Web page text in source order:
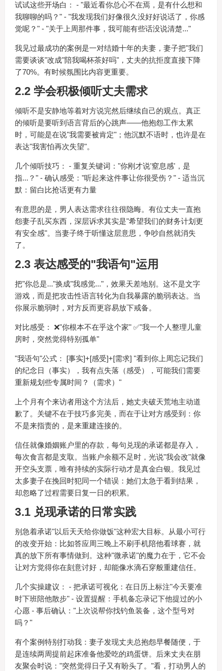
试试这些开场白： - "最近看你总心不在焉，是有什么想和
我聊聊的吗？" - "我发现我们好像很久没好好说话了，你感
觉呢？" - "关于上周那件事，我可能有些话没说清楚..."
我见过最成功的案例是一对结婚十年的夫妻，妻子把"我们
需要谈谈"改成"陪我喝杯茶好吗"，丈夫的抗拒度直接下降
了70%。有时候氛围比内容更重要。
2.2 学会积极倾听丈夫需求
倾听不是安静地等着对方说完然后继续自己的观点。真正
的倾听是要听到语言背后的心跳声——他抱怨工作太累
时，可能是在说"我需要被肯定"；他沉默不语时，也许是在
表达"我害怕再次失望"。
几个倾听技巧： - 重复关键词："你刚才说'窒息感'，是
指...？" - 确认感受："听起来这件事让你很受伤？" - 适当沉
默：留白比抢话更有力量
有意思的是，男人表达需求往往很隐晦。有位丈夫一直抱
怨妻子乱买东西，深层诉求其实是"希望我们的财务计划更
有安全感"。当妻子终于听懂这层意思，争吵自然就消失
了。
2.3 表达感受的"我语句"运用
把"你总是..."换成"我感觉..."，效果天差地别。这不是文字
游戏，而是把攻击性语言转化为自我暴露的脆弱表达。当
你展示脆弱时，对方反而更容易放下戒备。
对比感受： ❌"你根本不在乎这个家" ✅"我一个人整理儿童
房时，突然觉得特别孤单"
"我语句"公式： [事实]+[感受]+[需求] "看到你上周忘记我们
的纪念日（事实），我有点失落（感受），可能我们需要
重新规划些专属时间？（需求）"
上个月有个来访者用这个方法后，她丈夫破天荒地主动道
歉了。关键不在于技巧多完美，而在于让对方感受到：你
不是来指责的，是来重建连接的。
信任就像婚姻账户里的存款，每句兑现的承诺都是存入，
每次食言都是支取。当账户余额不足时，光说"我会改"就像
开空头支票，唯有持续的实际行动才是真金白银。我见过
太多妻子在挽回时犯同一个错误：她们太急于看到结果，
却忽略了过程需要日复一日的积累。
3.1 兑现承诺的日常实践
别急着承诺"以后天天给你做饭"这种宏大目标。从最小可行
的改变开始：比如答应周三晚上不刷手机陪他看球赛，就
真的放下所有事情做到。这种"微承诺"的魔力在于，它不会
让对方觉得你在刻意讨好，却能像水滴石穿般重建信任。
几个实操建议： - 把承诺可视化：在日历上标注"今天要准
时下班陪他散步" - 设置提醒：手机备忘录记下他提过的小
心愿 - 事后确认："上次说帮你找钓鱼装备，这个型号对
吗？"
有个案例特别打动我：妻子发现丈夫总抱怨早餐随便，于
是连续两周提前起床准备他爱吃的鸡蛋饼。后来丈夫在朋
友聚会时说："突然觉得日子又有盼头了。"看，打动男人的